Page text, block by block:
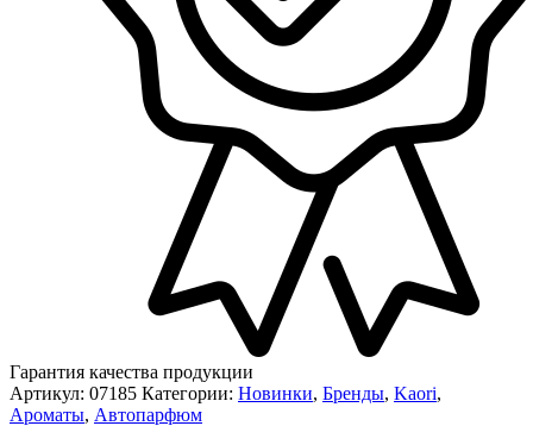
Гарантия качества продукции
Артикул: 07185 Категории: Новинки, Бренды, Kaori,
Ароматы, Автопарфюм